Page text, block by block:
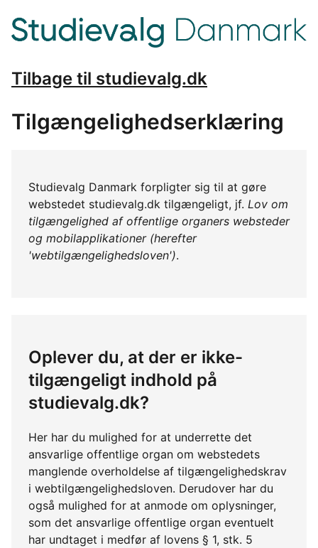
Tilbage til studievalg.dk
Tilgængelighedserklæring
Studievalg Danmark forpligter sig til at gøre
webstedet studievalg.dk tilgængeligt, jf. Lov om
tilgængelighed af offentlige organers websteder
og mobilapplikationer (herefter
'webtilgængelighedsloven').
Oplever du, at der er ikke-
tilgængeligt indhold på
studievalg.dk?
Her har du mulighed for at underrette det
ansvarlige offentlige organ om webstedets
manglende overholdelse af tilgængelighedskrav
i webtilgængelighedsloven. Derudover har du
også mulighed for at anmode om oplysninger,
som det ansvarlige offentlige organ eventuelt
har undtaget i medfør af lovens § 1, stk. 5